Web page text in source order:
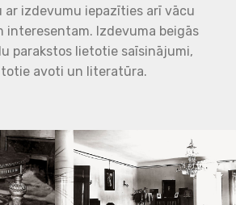
ar izdevumu iepazīties arī vācu
interesentam. Izdevuma beigās
parakstos lietotie saīsinājumi,
avoti un literatūra.